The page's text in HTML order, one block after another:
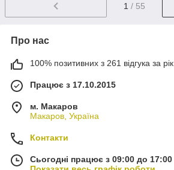
1 / 55
Про нас
100% позитивних з 261 відгука за рік
Працює з 17.10.2015
м. Макаров
Макаров, Україна
Контакти
Сьогодні працює з 09:00 до 17:00